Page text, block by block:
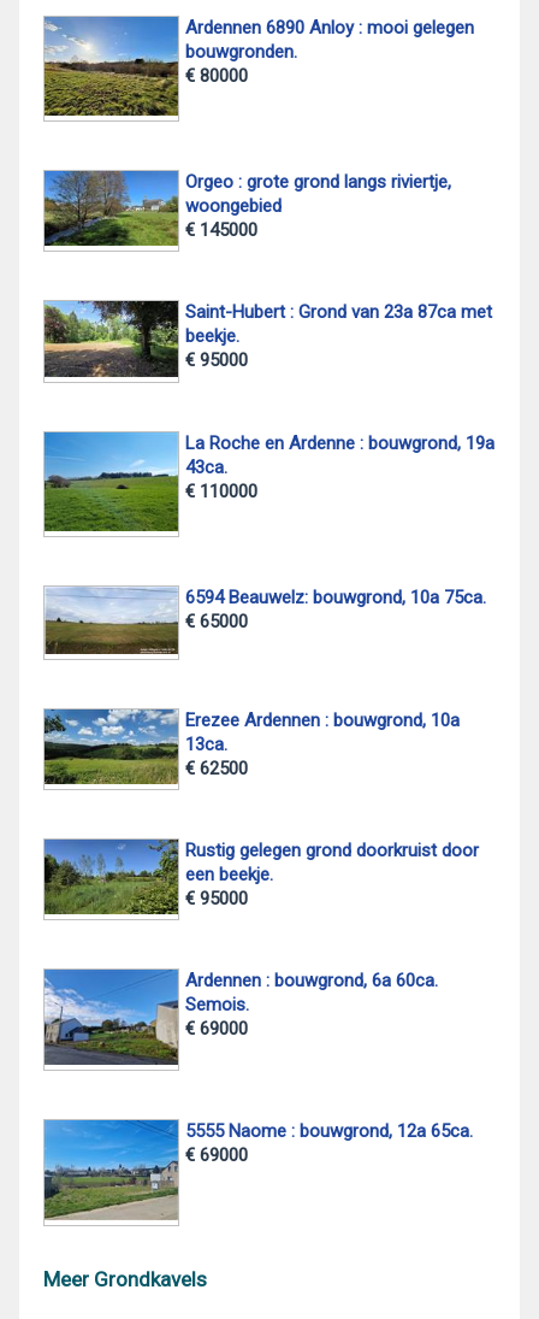
Ardennen 6890 Anloy : mooi gelegen
bouwgronden.
€ 80000
Orgeo : grote grond langs riviertje,
woongebied
€ 145000
Saint-Hubert : Grond van 23a 87ca met
beekje.
€ 95000
La Roche en Ardenne : bouwgrond, 19a
43ca.
€ 110000
6594 Beauwelz: bouwgrond, 10a 75ca.
€ 65000
Erezee Ardennen : bouwgrond, 10a
13ca.
€ 62500
Rustig gelegen grond doorkruist door
een beekje.
€ 95000
Ardennen : bouwgrond, 6a 60ca.
Semois.
€ 69000
5555 Naome : bouwgrond, 12a 65ca.
€ 69000
Meer Grondkavels